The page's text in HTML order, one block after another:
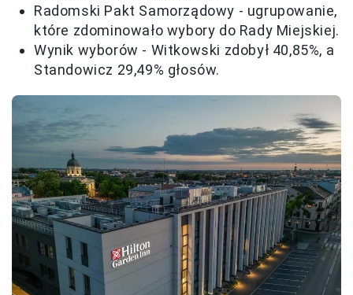
Radomski Pakt Samorządowy - ugrupowanie,
które zdominowało wybory do Rady Miejskiej.
Wynik wyborów - Witkowski zdobył 40,85%, a
Standowicz 29,49% głosów.